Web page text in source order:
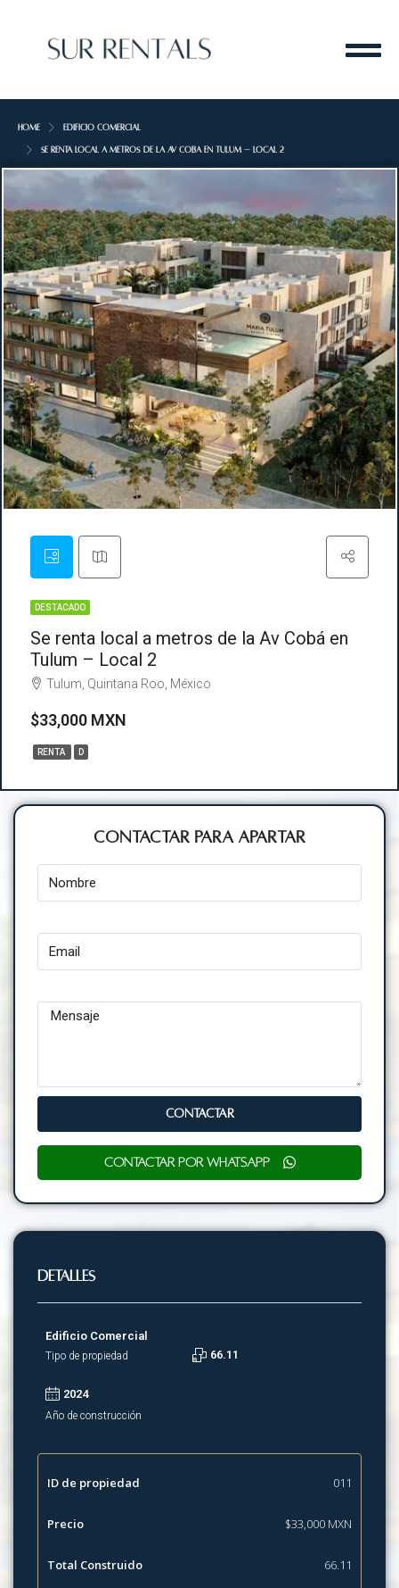
Home Edificio Comercial
Se renta local a metros de la Av Cobá en Tulum – Local 2
DESTACADO
Se renta local a metros de la Av Cobá en
Tulum – Local 2
Tulum, Quintana Roo, México
$33,000 MXN
RENTA D
Detalles
Edificio Comercial
Tipo de propiedad 66.11
2024
Año de construcción
ID de propiedad 011
Precio $33,000 MXN
Total Construido 66.11
Contactar para Apartar
CONTACTAR
Contactar por WhatsApp